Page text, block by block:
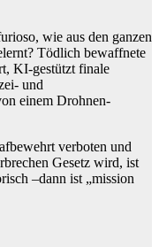
wie aus den ganzen
Tödlich bewaffnete
KI-gestützt finale
und
einem Drohnen-
verboten und
Gesetz wird, ist
–dann ist „mission